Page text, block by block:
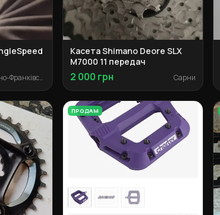
Івано-Франківськ
Касета Shimano Deore SLX
M7000 11 передач
2 000 грн Сарни
ПРОДАМ